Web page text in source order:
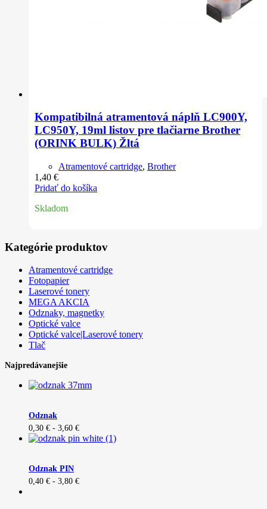
Kompatibilná atramentová náplň LC900Y,
LC950Y, 19ml listov pre tlačiarne Brother
(ORINK BULK) Žltá
Atramentové cartridge, Brother
1,40 €
Pridať do košíka
Skladom
Kategórie produktov
Atramentové cartridge
Fotopapier
Laserové tonery
MEGA AKCIA
Odznaky, magnetky
Optické valce
Optické valce|Laserové tonery
Tlač
Najpredávanejšie
Odznak
0,30 € - 3,60 €
Odznak PIN
0,40 € - 3,80 €